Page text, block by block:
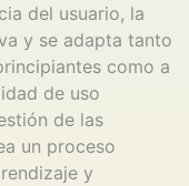
del usuario, la
y se adapta tanto
como a
de uso
de las
un proceso
y